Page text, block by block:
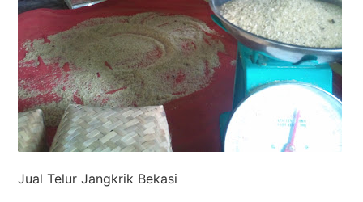
Jual Telur Jangkrik Bekasi